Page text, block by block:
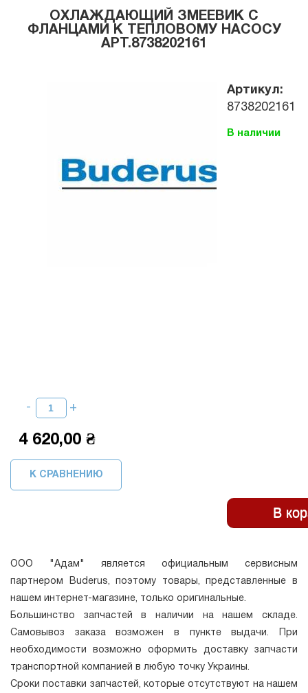
ОХЛАЖДАЮЩИЙ ЗМЕЕВИК С
ФЛАНЦАМИ К ТЕПЛОВОМУ НАСОСУ
АРТ.8738202161
Артикул:
8738202161
4 620,00 ₴
К СРАВНЕНИЮ
В наличии
ООО "Адам" является официальным сервисным
партнером Buderus, поэтому товары, представленные в
нашем интернет-магазине, только оригинальные.
Большинство запчастей в наличии на нашем складе.
Самовывоз заказа возможен в пункте выдачи. При
необходимости возможно оформить доставку запчасти
транспортной компанией в любую точку Украины.
Сроки поставки запчастей, которые отсутствуют на нашем